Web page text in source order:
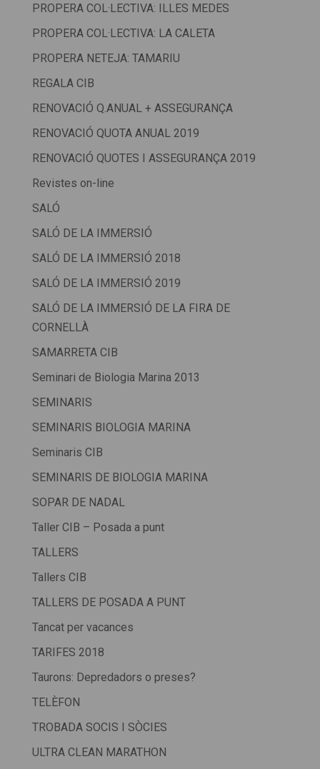
PROPERA COL·LECTIVA: ILLES MEDES
PROPERA COL·LECTIVA: LA CALETA
PROPERA NETEJA: TAMARIU
REGALA CIB
RENOVACIÓ Q.ANUAL + ASSEGURANÇA
RENOVACIÓ QUOTA ANUAL 2019
RENOVACIÓ QUOTES I ASSEGURANÇA 2019
Revistes on-line
SALÓ
SALÓ DE LA IMMERSIÓ
SALÓ DE LA IMMERSIÓ 2018
SALÓ DE LA IMMERSIÓ 2019
SALÓ DE LA IMMERSIÓ DE LA FIRA DE
CORNELLÀ
SAMARRETA CIB
Seminari de Biologia Marina 2013
SEMINARIS
SEMINARIS BIOLOGIA MARINA
Seminaris CIB
SEMINARIS DE BIOLOGIA MARINA
SOPAR DE NADAL
Taller CIB – Posada a punt
TALLERS
Tallers CIB
TALLERS DE POSADA A PUNT
Tancat per vacances
TARIFES 2018
Taurons: Depredadors o preses?
TELÈFON
TROBADA SOCIS I SÒCIES
ULTRA CLEAN MARATHON